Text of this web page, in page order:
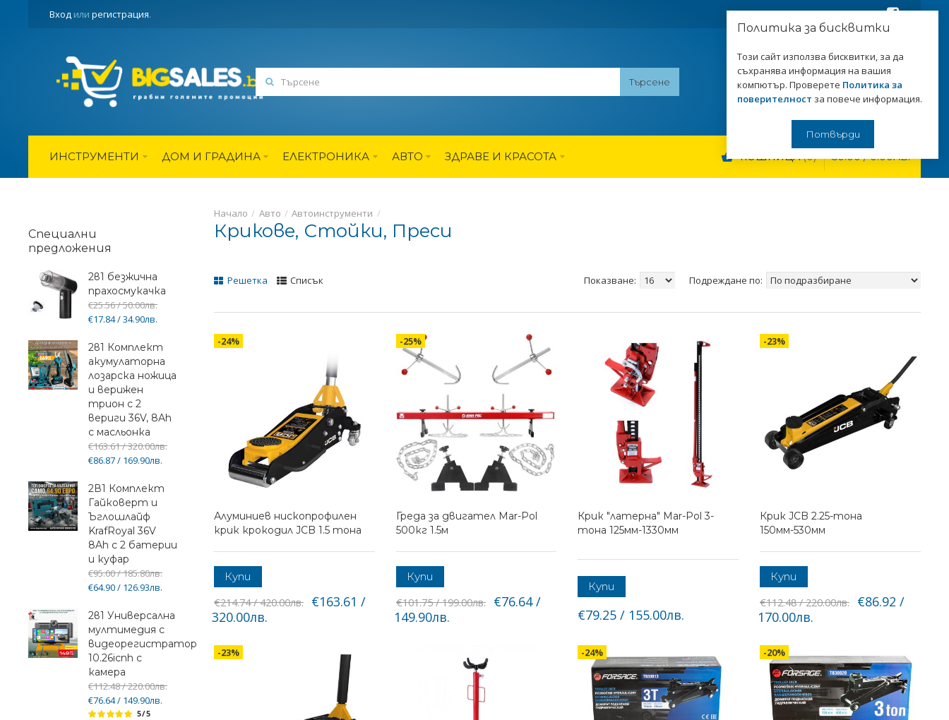
Политика за бисквитки
Този сайт използва бисквитки, за да
съхранява информация на вашия
компютър. Проверете Политика за
поверителност за повече информация.
Потвърди
Вход или регистрация. Последвайте ни:
0899929199
Свържете се с нас!
ИНСТРУМЕНТИ ДОМ И ГРАДИНА ЕЛЕКТРОНИКА АВТО ЗДРАВЕ И КРАСОТА КОШНИЦА 0 €0.00 / 0.00ЛВ.
Начало Авто Автоинструменти
Крикове, Стойки, Преси
Решетка Списък Показване: Подреждане по:
Алуминиев нископрофилен
крик крокодил JCB 1.5 тона
Купи
€214.74 / 420.00лв.
€163.61 /
320.00лв.
-24%
Греда за двигател Mar-Pol
500кг 1.5м
Купи
€101.75 / 199.00лв.
€76.64 /
149.90лв.
-25%
Крик "латерна" Mar-Pol 3-
тона 125мм-1330мм
Купи
€79.25 / 155.00лв.
Крик JCB 2.25-тона
150мм-530мм
Купи
€112.48 / 220.00лв.
€86.92 /
170.00лв.
-23%
-23% -24% -20%
Специални
предложения
2в1 безжична
прахосмукачка
€25.56 / 50.00лв.
€17.84 / 34.90лв.
2в1 Комплект
акумулаторна
лозарска ножица
и верижен
трион с 2
вериги 36V, 8Ah
с масльонка
€163.61 / 320.00лв.
€86.87 / 169.90лв.
2В1 Комплект
Гайковерт и
Ъглошлайф
KrafRoyal 36V
8Ah с 2 батерии
и куфар
€95.00 / 185.80лв.
€64.90 / 126.93лв.
2в1 Универсална
мултимедия с
видеорегистратор
10.26icnh с
камера
€112.48 / 220.00лв.
€76.64 / 149.90лв.
5/5